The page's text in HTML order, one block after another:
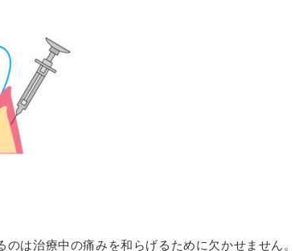
は治療中の痛みを和らげるために欠かせません。